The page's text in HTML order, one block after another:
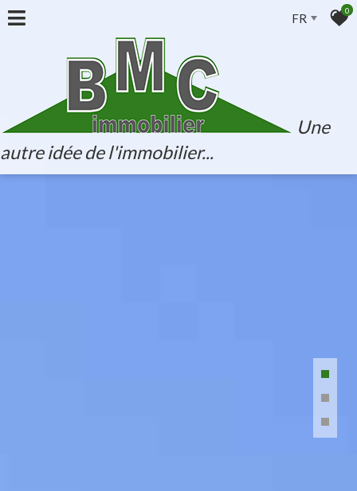
FR
0
Une
autre idée de l'immobilier...